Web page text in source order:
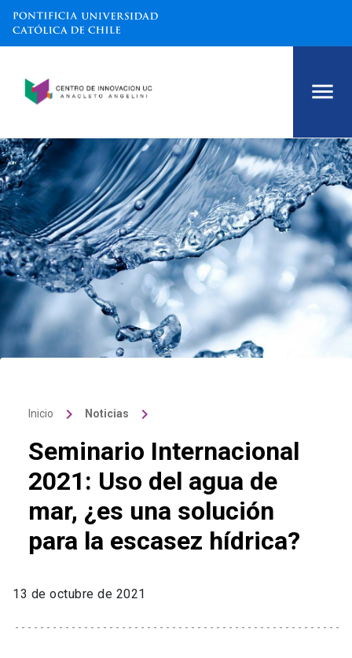
Inicio keyboard_arrow_right Noticias keyboard_arrow_right
Seminario Internacional
2021: Uso del agua de
mar, ¿es una solución
para la escasez hídrica?
13 de octubre de 2021